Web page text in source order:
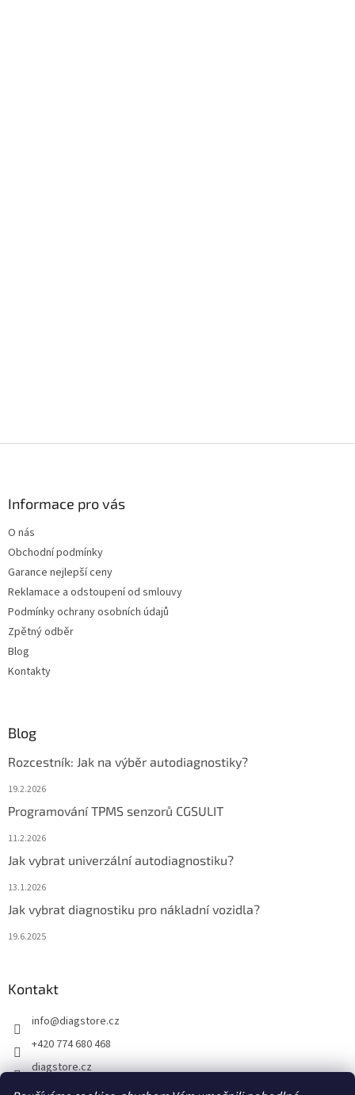
Informace pro vás
O nás
Obchodní podmínky
Garance nejlepší ceny
Reklamace a odstoupení od smlouvy
Podmínky ochrany osobních údajů
Zpětný odběr
Blog
Kontakty
Blog
Rozcestník: Jak na výběr autodiagnostiky?
19.2.2026
Programování TPMS senzorů CGSULIT
11.2.2026
Jak vybrat univerzální autodiagnostiku?
13.1.2026
Jak vybrat diagnostiku pro nákladní vozidla?
19.6.2025
Kontakt
info@diagstore.cz
+420 774 680 468
diagstore.cz
diagstorecz